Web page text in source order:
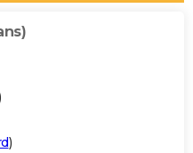
)